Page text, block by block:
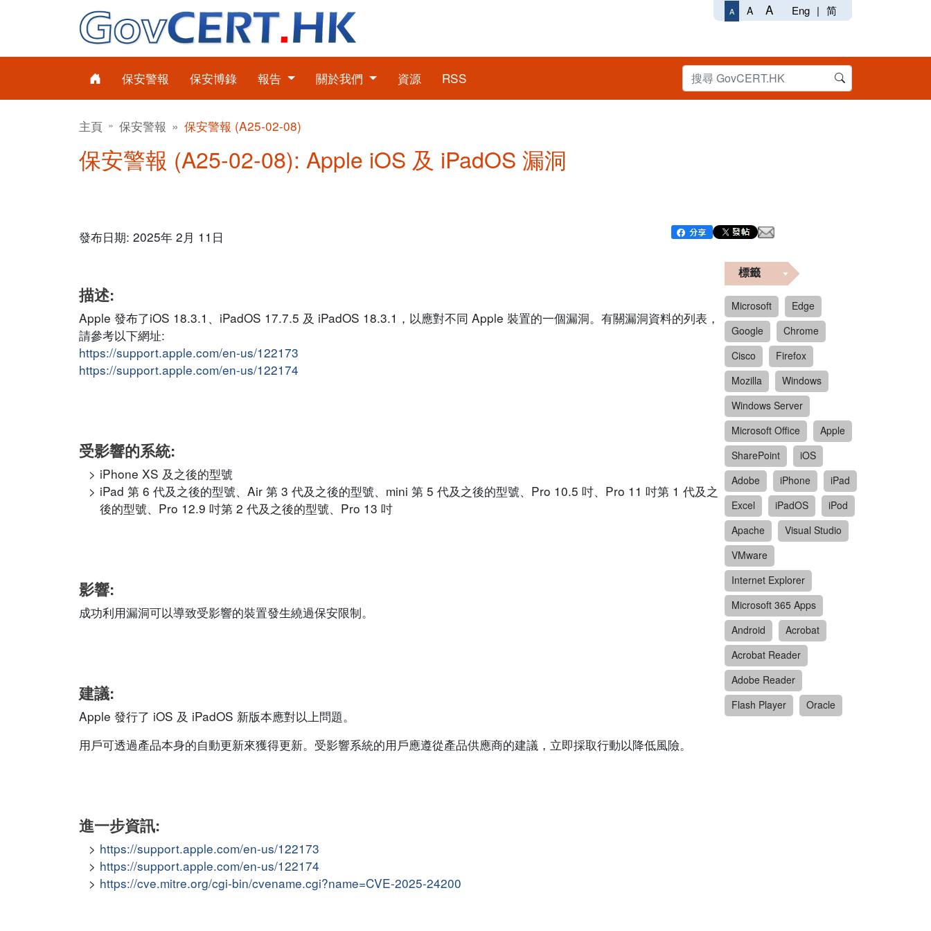
A A A Eng | 简
保安警報 保安博錄 報告 關於我們 資源 RSS
主頁 保安警報 保安警報 (A25-02-08)
保安警報 (A25-02-08): Apple iOS 及 iPadOS 漏洞
發布日期: 2025年 2月 11日
描述:
Apple 發布了iOS 18.3.1、iPadOS 17.7.5 及 iPadOS 18.3.1，以應對不同 Apple 裝置的一個漏洞。有關漏洞資料的列表，
請參考以下網址:
https://support.apple.com/en-us/122173
https://support.apple.com/en-us/122174
受影響的系統:
iPhone XS 及之後的型號
iPad 第 6 代及之後的型號、Air 第 3 代及之後的型號、mini 第 5 代及之後的型號、Pro 10.5 吋、Pro 11 吋第 1 代及之
後的型號、Pro 12.9 吋第 2 代及之後的型號、Pro 13 吋
影響:
成功利用漏洞可以導致受影響的裝置發生繞過保安限制。
建議:
Apple 發行了 iOS 及 iPadOS 新版本應對以上問題。
用戶可透過產品本身的自動更新來獲得更新。受影響系統的用戶應遵從產品供應商的建議，立即採取行動以降低風險。
進一步資訊:
https://support.apple.com/en-us/122173
https://support.apple.com/en-us/122174
https://cve.mitre.org/cgi-bin/cvename.cgi?name=CVE-2025-24200
標籤
Microsoft
Edge
Google
Chrome
Cisco
Firefox
Mozilla
Windows
Windows Server
Microsoft Office
Apple
SharePoint
iOS
Adobe
iPhone
iPad
Excel
iPadOS
iPod
Apache
Visual Studio
VMware
Internet Explorer
Microsoft 365 Apps
Android
Acrobat
Acrobat Reader
Adobe Reader
Flash Player
Oracle